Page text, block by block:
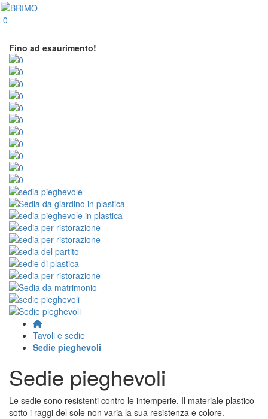
0
Fino ad esaurimento!
Tavoli e sedie
Sedie pieghevoli
Sedie pieghevoli
Le sedie sono resistenti contro le intemperie. Il materiale plastico
sotto i raggi del sole non varia la sua resistenza e colore.